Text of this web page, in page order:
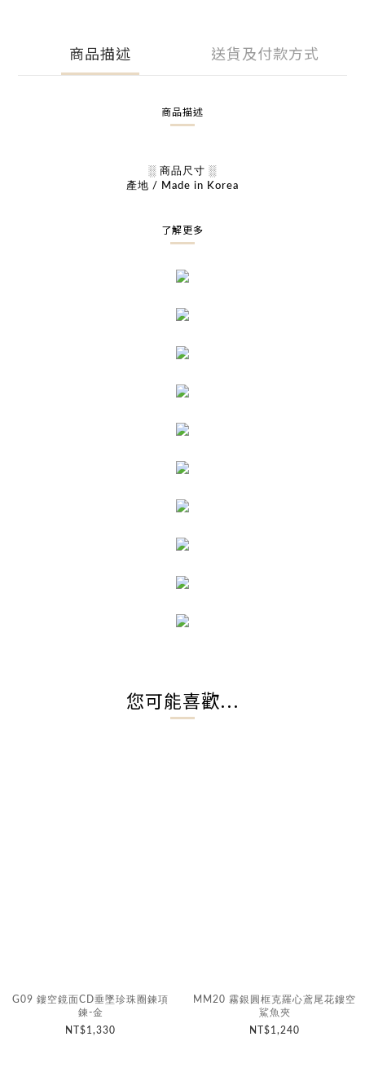
商品描述 送貨及付款方式
商品描述
░ 商品尺寸 ░
產地 / Made in Korea
了解更多
您可能喜歡...
G09 鏤空鏡面CD垂墜珍珠圈鍊項
鍊-金
NT$1,330
MM20 霧銀圓框克羅心鳶尾花鏤空
鯊魚夾
NT$1,240